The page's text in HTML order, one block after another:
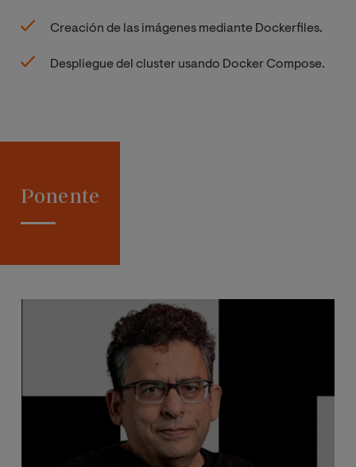
Creación de las imágenes mediante Dockerfiles.
Despliegue del cluster usando Docker Compose.
Ponente